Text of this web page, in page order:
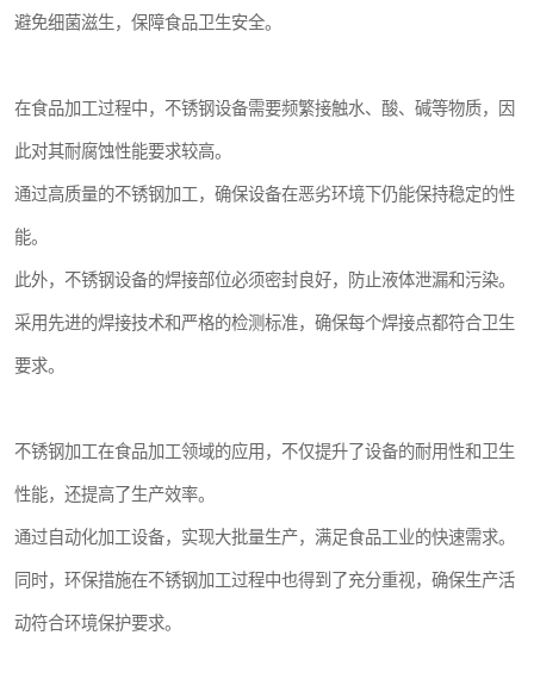
避免细菌滋生，保障食品卫生安全。
在食品加工过程中，不锈钢设备需要频繁接触水、酸、碱等物质，因
此对其耐腐蚀性能要求较高。
通过高质量的不锈钢加工，确保设备在恶劣环境下仍能保持稳定的性
能。
此外，不锈钢设备的焊接部位必须密封良好，防止液体泄漏和污染。
采用先进的焊接技术和严格的检测标准，确保每个焊接点都符合卫生
要求。
不锈钢加工在食品加工领域的应用，不仅提升了设备的耐用性和卫生
性能，还提高了生产效率。
通过自动化加工设备，实现大批量生产，满足食品工业的快速需求。
同时，环保措施在不锈钢加工过程中也得到了充分重视，确保生产活
动符合环境保护要求。